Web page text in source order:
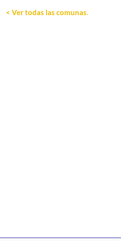
< Ver todas las comunas.